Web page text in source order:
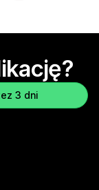
3 dni